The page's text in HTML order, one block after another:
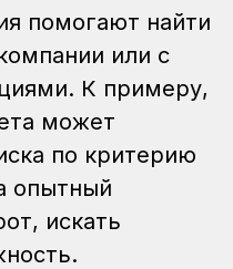
помогают найти
или с
К примеру,
может
по критерию
опытный
искать